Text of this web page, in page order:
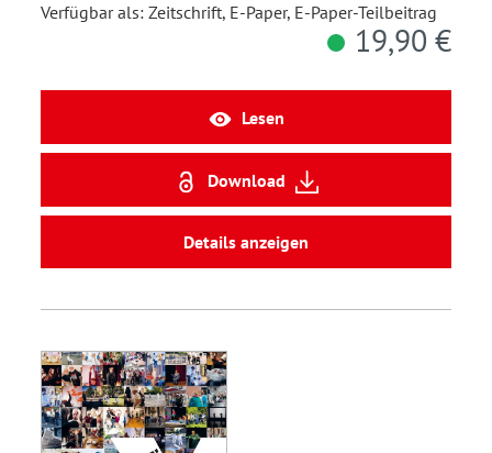
Verfügbar als: Zeitschrift, E-Paper, E-Paper-Teilbeitrag
19,90 €
Lesen
Download
Details anzeigen